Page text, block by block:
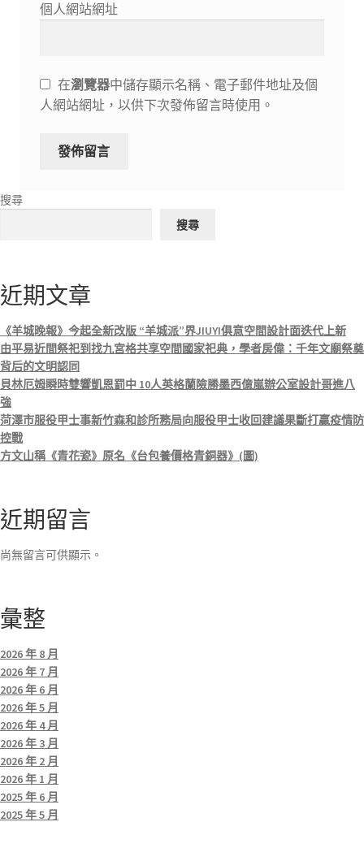
個人網站網址
在瀏覽器中儲存顯示名稱、電子郵件地址及個
人網站網址，以供下次發佈留言時使用。
搜尋
搜尋
近期文章
《羊城晚報》今起全新改版 “羊城派”界JIUYI俱意空間設計面迭代上新
由平易近間祭祀到找九宮格共享空間國家祀典，學者房偉：千年文廟祭奠
背后的文明認同
貝林厄姆瞬時雙響凱恩罰中 10人英格蘭險勝墨西億嵐辦公室設計哥進八
強
菏澤市服役甲士事新竹森和診所務局向服役甲士收回建議果斷打贏疫情防
控戰
方文山稱《青花瓷》原名《台包養價格青銅器》(圖)
近期留言
尚無留言可供顯示。
彙整
2026 年 8 月
2026 年 7 月
2026 年 6 月
2026 年 5 月
2026 年 4 月
2026 年 3 月
2026 年 2 月
2026 年 1 月
2025 年 6 月
2025 年 5 月